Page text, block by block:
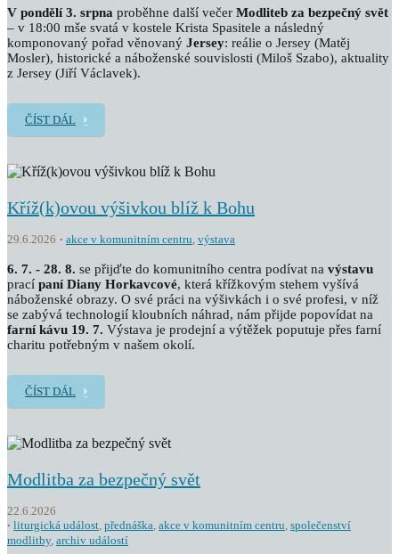
V pondělí 3. srpna proběhne další večer Modliteb za bezpečný svět
– v 18:00 mše svatá v kostele Krista Spasitele a následný
komponovaný pořad věnovaný Jersey: reálie o Jersey (Matěj
Mosler), historické a náboženské souvislosti (Miloš Szabo), aktuality
z Jersey (Jiří Václavek).
ČÍST DÁL
Kříž(k)ovou výšivkou blíž k Bohu
29.6.2026 akce v komunitním centru, výstava
6. 7. - 28. 8. se přijďte do komunitního centra podívat na výstavu
prací paní Diany Horkavcové, která křížkovým stehem vyšívá
náboženské obrazy. O své práci na výšivkách i o své profesi, v níž
se zabývá technologií kloubních náhrad, nám přijde popovídat na
farní kávu 19. 7. Výstava je prodejní a výtěžek poputuje přes farní
charitu potřebným v našem okolí.
ČÍST DÁL
Modlitba za bezpečný svět
22.6.2026
liturgická událost, přednáška, akce v komunitním centru, společenství
modlitby, archiv událostí